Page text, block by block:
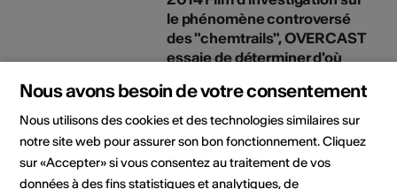
le phénomène controversé
des "chemtrails", OVERCAST
essaie de déterminer d'où
condensation persistantes
qui quadrillent le ciel dans de
nombreuses parties du globe.
Site web:
http://www.dedalfilms.com/
Nous avons besoin de votre consentement
Nous utilisons des cookies et des technologies similaires sur
notre site web pour assurer son bon fonctionnement. Cliquez
sur «Accepter» si vous consentez au traitement de vos
données à des fins statistiques et analytiques, de